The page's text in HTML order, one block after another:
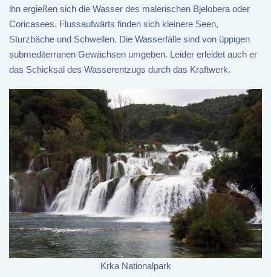
ihn ergießen sich die Wasser des malerischen Bjelobera oder
Coricasees. Flussaufwärts finden sich kleinere Seen,
Sturzbäche und Schwellen. Die Wasserfälle sind von üppigen
submediterranen Gewächsen umgeben. Leider erleidet auch er
das Schicksal des Wasserentzugs durch das Kraftwerk.
Krka Nationalpark